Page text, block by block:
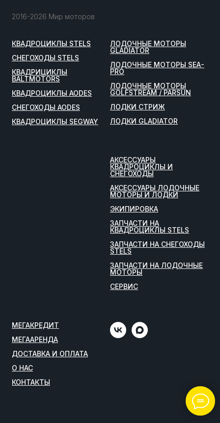
2016-2026 Мир моторов
КВАДРОЦИКЛЫ STELS
СНЕГОХОДЫ STELS
КВАДРИЦИКЛЫ
BALTMOTORS
КВАДРОЦИКЛЫ AODES
СНЕГОХОДЫ AODES
КВАДРОЦИКЛЫ SEGWAY
ЛОДОЧНЫЕ МОТОРЫ
GLADIATOR
ЛОДОЧНЫЕ МОТОРЫ SEA-
PRO
ЛОДОЧНЫЕ МОТОРЫ
GOLFSTREAM / PARSUN
ЛОДКИ СТРИЖ
ЛОДКИ GLADIATOR
АКСЕССУАРЫ
КВАДРОЦИКЛЫ И
СНЕГОХОДЫ
АКСЕССУАРЫ ЛОДОЧНЫЕ
МОТОРЫ И ЛОДКИ
ЭКИПИРОВКА
ЗАПЧАСТИ НА
КВАДРОЦИКЛЫ STELS
ЗАПЧАСТИ НА СНЕГОХОДЫ
STELS
ЗАПЧАСТИ НА ЛОДОЧНЫЕ
МОТОРЫ
СЕРВИС
МЕГАКРЕДИТ
МЕГААРЕНДА
ДОСТАВКА И ОПЛАТА
О НАС
КОНТАКТЫ